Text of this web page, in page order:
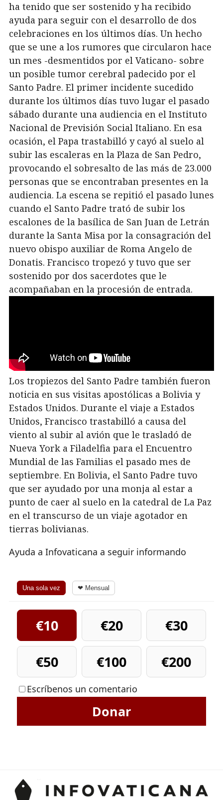
ha tenido que ser sostenido y ha recibido
ayuda para seguir con el desarrollo de dos
celebraciones en los últimos días. Un hecho
que se une a los rumores que circularon hace
un mes -desmentidos por el Vaticano- sobre
un posible tumor cerebral padecido por el
Santo Padre. El primer incidente sucedido
durante los últimos días tuvo lugar el pasado
sábado durante una audiencia en el Instituto
Nacional de Previsión Social Italiano. En esa
ocasión, el Papa trastabilló y cayó al suelo al
subir las escaleras en la Plaza de San Pedro,
provocando el sobresalto de las más de 23.000
personas que se encontraban presentes en la
audiencia. La escena se repitió el pasado lunes
cuando el Santo Padre trató de subir los
escalones de la basílica de San Juan de Letrán
durante la Santa Misa por la consagración del
nuevo obispo auxiliar de Roma Angelo de
Donatis. Francisco tropezó y tuvo que ser
sostenido por dos sacerdotes que le
acompañaban en la procesión de entrada.
Los tropiezos del Santo Padre también fueron
noticia en sus visitas apostólicas a Bolivia y
Estados Unidos. Durante el viaje a Estados
Unidos, Francisco trastabilló a causa del
viento al subir al avión que le trasladó de
Nueva York a Filadelfia para el Encuentro
Mundial de las Familias el pasado mes de
septiembre. En Bolivia, el Santo Padre tuvo
que ser ayudado por una monja al estar a
punto de caer al suelo en la catedral de La Paz
en el transcurso de un viaje agotador en
tierras bolivianas.
Ayuda a Infovaticana a seguir informando
Una sola vez ❤ Mensual
€10 €20
€30
€50
€100 €200
Escríbenos un comentario
Donar